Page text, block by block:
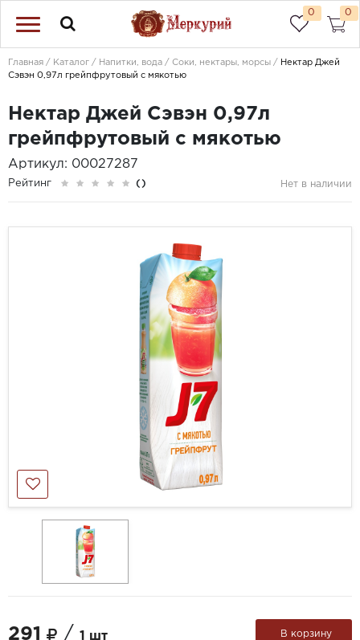
0 0
Главная Каталог Напитки, вода Соки, нектары, морсы
Нектар Джей
Сэвэн 0,97л грейпфрутовый с мякотью
Нектар Джей Сэвэн 0,97л
грейпфрутовый с мякотью
Артикул: 00027287
Рейтинг () Нет в наличии
291 / 1 шт В корзину